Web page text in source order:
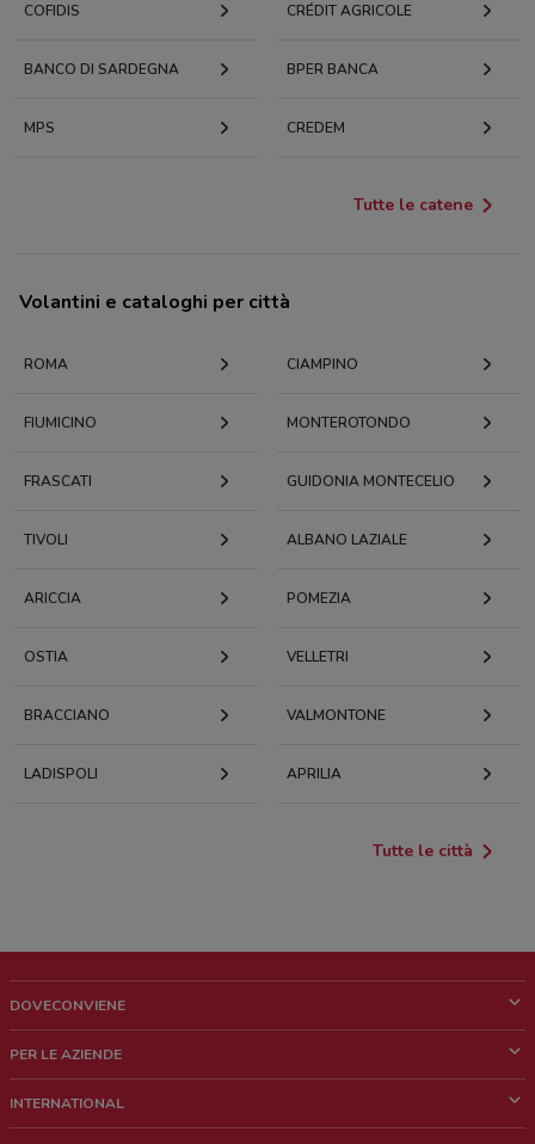
COFIDIS CRÉDIT AGRICOLE
BANCO DI SARDEGNA BPER BANCA
MPS CREDEM
Tutte le catene
Volantini e cataloghi per città
ROMA CIAMPINO
FIUMICINO MONTEROTONDO
FRASCATI GUIDONIA MONTECELIO
TIVOLI ALBANO LAZIALE
ARICCIA POMEZIA
OSTIA VELLETRI
BRACCIANO VALMONTONE
LADISPOLI APRILIA
Tutte le città
DOVECONVIENE
Chi siamo
PER LE AZIENDE
Richieste commerciali e marketing
INTERNATIONAL